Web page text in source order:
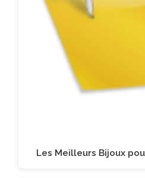
Les Meilleurs Bijoux